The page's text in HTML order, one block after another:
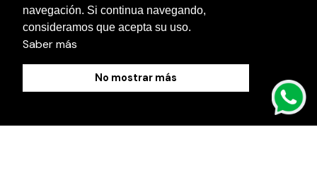
navegación. Si continua navegando,
consideramos que acepta su uso.
Saber más
No mostrar más
Blog